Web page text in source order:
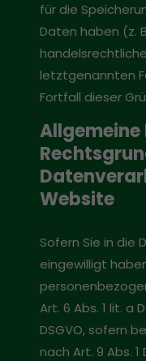
für die
Daten haben (z.
letztgenannten
Fortfall dieser
Allgemeine
Website
Sofern Sie in die
eingewilligt
Art. 6 Abs. 1 lit. a
DSGVO, sofern
nach Art. 9 Abs.